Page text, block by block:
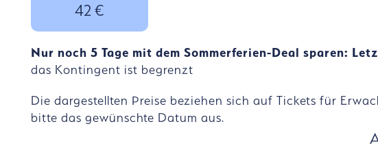
42 €
Nur noch 5 Tage mit dem Sommerferien-Deal sparen:
das Kontingent ist begrenzt
Die dargestellten Preise beziehen sich auf Tickets für
bitte das gewünschte Datum aus.
SCHRITT